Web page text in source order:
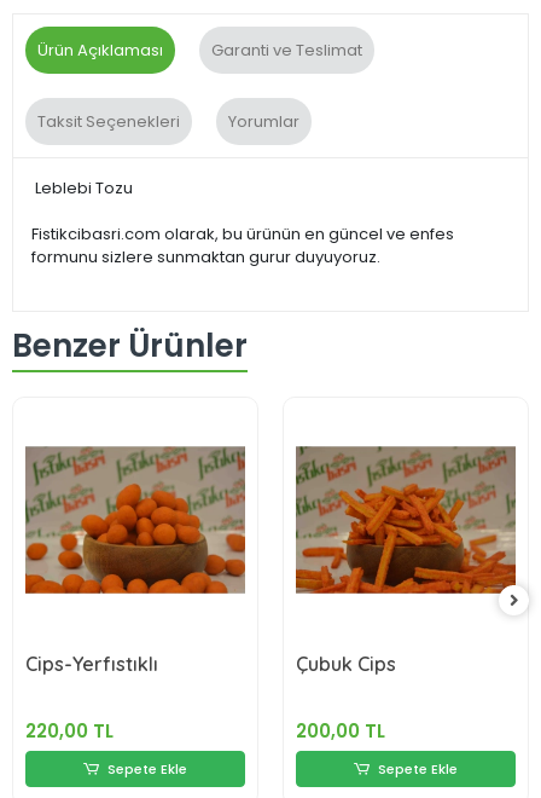
Ürün Açıklaması Garanti ve Teslimat
Taksit Seçenekleri Yorumlar
Leblebi Tozu
Fistikcibasri.com olarak, bu ürünün en güncel ve enfes
formunu sizlere sunmaktan gurur duyuyoruz.
Benzer Ürünler
Cips-Yerfıstıklı
220,00 TL
Sepete Ekle
Çubuk Cips
200,00 TL
Sepete Ekle